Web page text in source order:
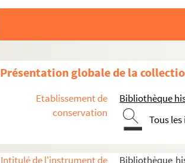
Présentation globale de la
Etablissement de
conservation
Bibliothèque
Tous
Intitulé de l'instrument de
Bibliothèque
14e arrondissement
16e arrondissement
17e arrondissement
18e arrondissement
Mairie du 18e arrondissement